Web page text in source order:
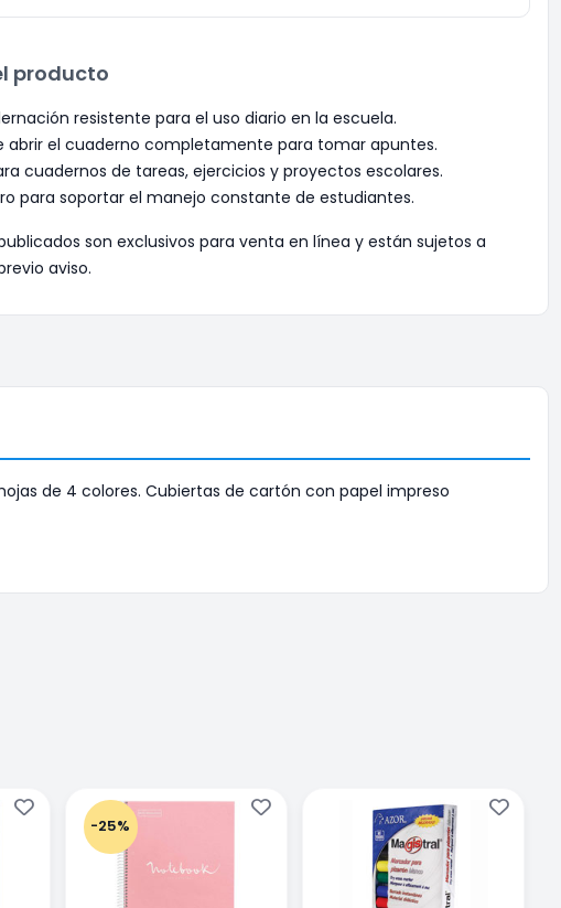
producto
resistente para el uso diario en la escuela.
abrir el cuaderno completamente para tomar apuntes.
cuadernos de tareas, ejercicios y proyectos escolares.
para soportar el manejo constante de estudiantes.
son exclusivos para venta en línea y están sujetos a
aviso.
de 4 colores. Cubiertas de cartón con papel impreso
-25%